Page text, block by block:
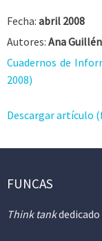
Fecha: abril 2008
Autores: Ana
Cuadernos de
2008)
Descargar artículo
FUNCAS
Think tank